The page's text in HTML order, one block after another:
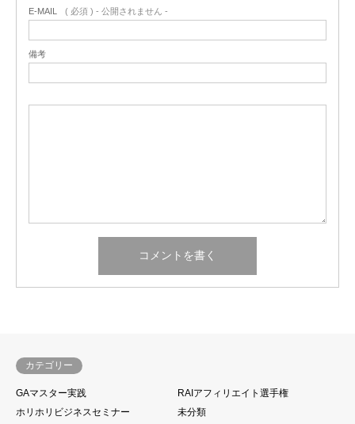
E-MAIL ( 必須 ) - 公開されません -
備考
カテゴリー
GAマスター実践
RAIアフィリエイト選手権
ホリホリビジネスセミナー
未分類